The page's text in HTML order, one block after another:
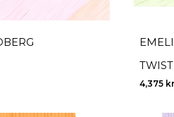
4,375 kr